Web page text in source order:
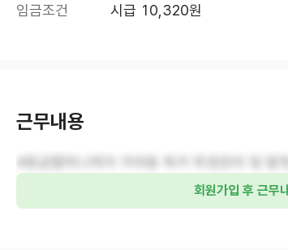
임금조건
시급 10,320원
근무내용
회원가입 후 근무